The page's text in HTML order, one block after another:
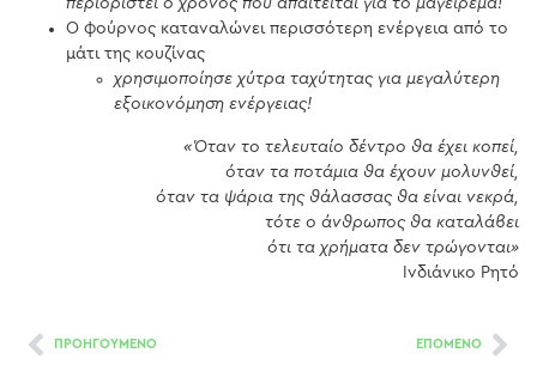
περιοριστεί ο χρόνος που απαιτείται για το μαγείρεμα!
Ο φούρνος καταναλώνει περισσότερη ενέργεια από το
μάτι της κουζίνας
χρησιμοποίησε χύτρα ταχύτητας για μεγαλύτερη
εξοικονόμηση ενέργειας!
«Όταν το τελευταίο δέντρο θα έχει κοπεί,
όταν τα ποτάμια θα έχουν μολυνθεί,
όταν τα ψάρια της θάλασσας θα είναι νεκρά,
τότε ο άνθρωπος θα καταλάβει
ότι τα χρήματα δεν τρώγονται»
Ινδιάνικο Ρητό
ΠΡΟΗΓΟΥΜΕΝΟ ΕΠΟΜΕΝΟ